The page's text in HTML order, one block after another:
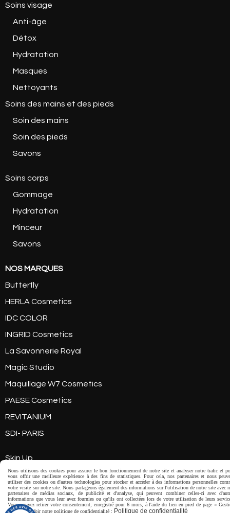
Soins visage
Anti-âge
Détox
Hydratation
Masques
Nettoyants
Soins des mains et des pieds
Soin des mains
Soin des pieds
Savons
Soins corps
Gommage
Hydratation
Minceur
Savons
NOS MARQUES
Butterfly
HERLA Cosmetics
IDC COLOR
INGRID Cosmetics
La Savonnerie Royal
Magic Studio
Maquillage W7 Cosmetics
PAESE Cosmetics
REVITANIUM
SDI- PARIS
Skin Up
Sugar & Spice
Sunkissed
TEXPOL
Nous utilisons des cookies pour assurer le bon fonctionnement de notre site et analyser notre trafic et
vous offrir une meilleure expérience à des fins de statistiques. Pour cela, nos partenaires et nous
utiliser des cookies ou d'autres technologies pour stocker et accéder à des informations personnelles
votre visite sur notre site. Nous partageons également des informations sur l'utilisation de notre site avec
partenaires de médias sociaux, de publicité et d'analyse, qui peuvent combiner celles-ci avec
informations que vous leur avez fournies ou qu'ils ont collectées lors de votre utilisation de leurs
Vous pouvez retirer votre consentement, enregistré pour 6 mois, à l'aide du lien en pied de page «
Cookies ». Voir notre politique de confidentialité : Politique de confidentialité